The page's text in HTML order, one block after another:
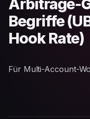
Arbitrage-
Begriffe
Hook Rate)
Für Multi-Account-